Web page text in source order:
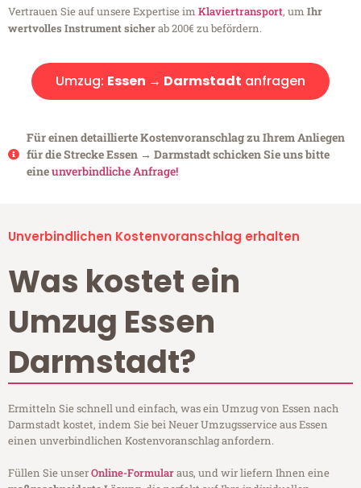
Vertrauen Sie auf unsere Expertise im Klaviertransport, um Ihr
wertvolles Instrument sicherab 200€ zu befördern.
Umzug: Essen → Darmstadt anfragen
Für einen detaillierte Kostenvoranschlag zu Ihrem Anliegen
für die Strecke Essen → Darmstadt schicken Sie uns bitte
eineunverbindliche Anfrage!
Unverbindlichen Kostenvoranschlag erhalten
Was kostet ein
Umzug Essen
Darmstadt?
Ermitteln Sie schnell und einfach, was ein Umzug von Essen nach
Darmstadt kostet, indem Sie bei Neuer Umzugsservice aus Essen
einen unverbindlichen Kostenvoranschlag anfordern.
Füllen Sie unserOnline-Formularaus, und wir liefern Ihnen eine